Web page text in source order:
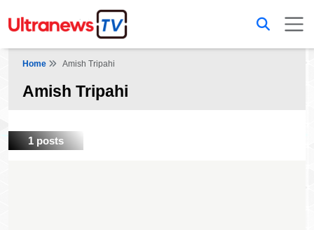
Home Amish Tripahi
Amish Tripahi
1 posts